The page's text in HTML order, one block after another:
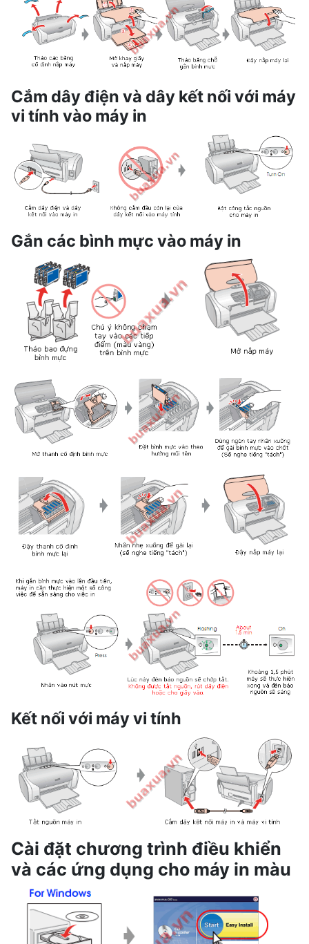
Cắm dây điện và dây kết nối với máy
vi tính vào máy in
Gắn các bình mực vào máy in
Kết nối với máy vi tính
Cài đặt chương trình điều khiển
và các ứng dụng cho máy in màu